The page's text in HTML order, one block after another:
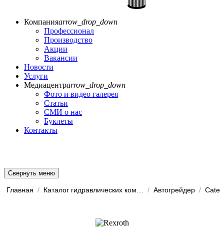
Компанияarrow_drop_down
Профессионал
Производство
Акции
Вакансии
Новости
Услуги
Медиацентрarrow_drop_down
Фото и видео галерея
Статьи
СМИ о нас
Буклеты
Контакты
Свернуть меню
Главная / / Автогрейдер /